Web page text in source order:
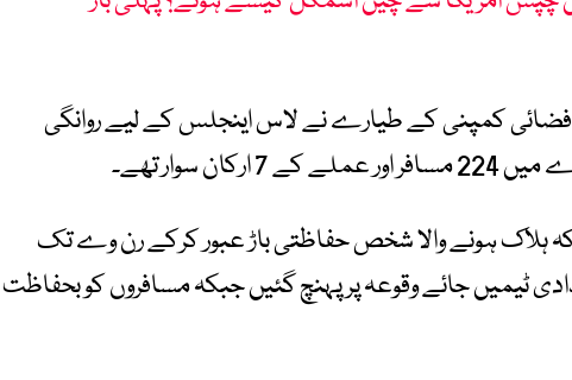
کمپنی کے طیارے نے لاس اینجلس کے لیے روانگی
سوار تھے۔
کہ ہلاک ہونے والا شخص حفاظتی باڑ عبور کرکے رن وے تک
ٹیمیں جائے وقوعہ پر پہنچ گئیں جبکہ مسافروں کو بحفاظت